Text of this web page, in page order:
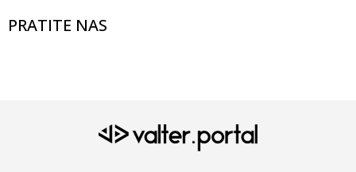
PRATITE NAS